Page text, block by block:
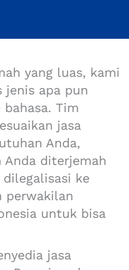
yang luas, kami
jenis apa pun
Tim
jasa
Anda,
Anda diterjemah
ke
perwakilan
untuk bisa
jasa